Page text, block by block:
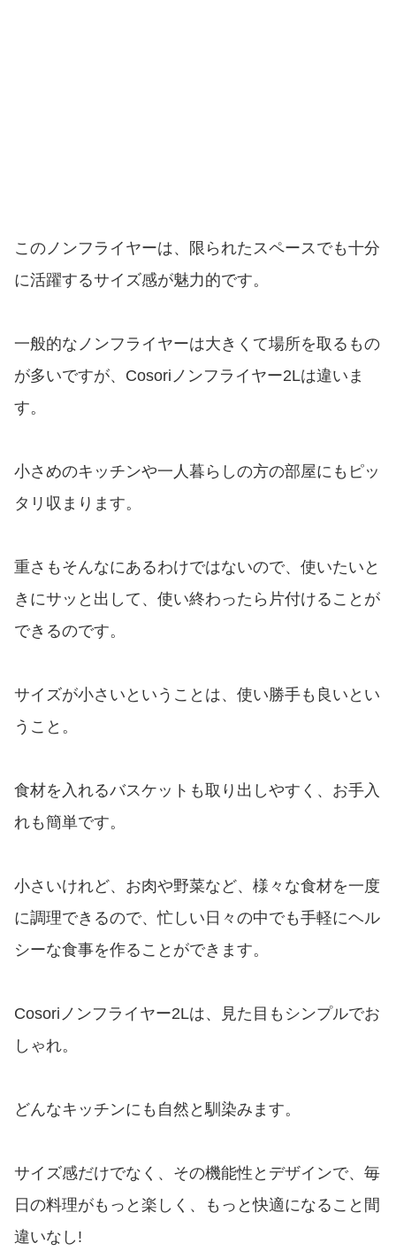
このノンフライヤーは、限られたスペースでも十分
に活躍するサイズ感が魅力的です。
一般的なノンフライヤーは大きくて場所を取るもの
が多いですが、Cosoriノンフライヤー2Lは違いま
す。
小さめのキッチンや一人暮らしの方の部屋にもピッ
タリ収まります。
重さもそんなにあるわけではないので、使いたいと
きにサッと出して、使い終わったら片付けることが
できるのです。
サイズが小さいということは、使い勝手も良いとい
うこと。
食材を入れるバスケットも取り出しやすく、お手入
れも簡単です。
小さいけれど、お肉や野菜など、様々な食材を一度
に調理できるので、忙しい日々の中でも手軽にヘル
シーな食事を作ることができます。
Cosoriノンフライヤー2Lは、見た目もシンプルでお
しゃれ。
どんなキッチンにも自然と馴染みます。
サイズ感だけでなく、その機能性とデザインで、毎
日の料理がもっと楽しく、もっと快適になること間
違いなし!